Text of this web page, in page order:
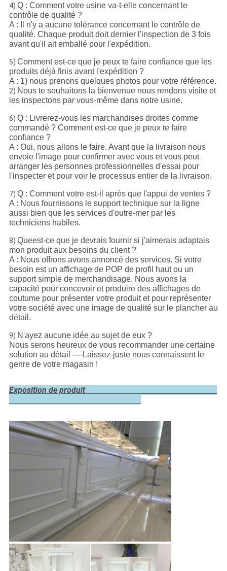
4) Q : Comment votre usine va-t-elle concernant le
contrôle de qualité ?
A : Il n'y a aucune tolérance concernant le contrôle de
qualité. Chaque produit doit dernier l'inspection de 3 fois
avant qu'il ait emballé pour l'expédition.
5) Comment est-ce que je peux te faire confiance que les
produits déjà finis avant l'expédition ?
A : 1) nous prenons quelques photos pour votre référence.
2) Nous te souhaitons la bienvenue nous rendons visite et
les inspectons par vous-même dans notre usine.
6) Q : Livrerez-vous les marchandises droites comme
commandé ? Comment est-ce que je peux te faire
confiance ?
A : Oui, nous allons le faire. Avant que la livraison nous
envoie l'image pour confirmer avec vous et vous peut
arranger les personnes professionnelles d'essai pour
l'inspecter et pour voir le processus entier de la livraison.
7) Q : Comment votre est-il après que l'appui de ventes ?
A : Nous fournissons le support technique sur la ligne
aussi bien que les services d'outre-mer par les
techniciens habiles.
8) Queest-ce que je devrais fournir si j'aimerais adaptais
mon produit aux besoins du client ?
A : Nous offrons avons annoncé des services. Si votre
besoin est un affichage de POP de profil haut ou un
support simple de merchandisage. Nous avons la
capacité pour concevoir et produire des affichages de
coutume pour présenter votre produit et pour représenter
votre société avec une image de qualité sur le plancher au
détail.
9) N'ayez aucune idée au sujet de eux ?
Nous serons heureux de vous recommander une certaine
solution au détail ----Laissez-juste nous connaissent le
genre de votre magasin !
Exposition de produit